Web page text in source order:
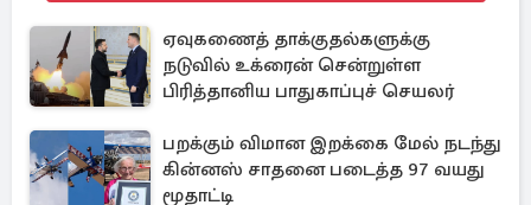
ஏவுகணைத் தாக்குதல்களுக்கு
நடுவில் உக்ரைன் சென்றுள்ள
பிரித்தானிய பாதுகாப்புச் செயலர்
பறக்கும் விமான இறக்கை மேல் நடந்து
கின்னஸ் சாதனை படைத்த 97 வயது
மூதாட்டி